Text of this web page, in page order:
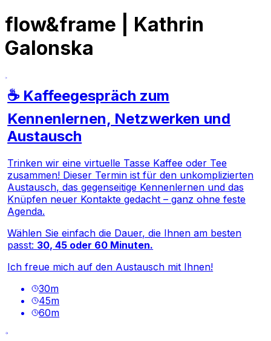
flow&frame | Kathrin
Galonska
☕ Kaffeegespräch zum
Kennenlernen, Netzwerken und
Austausch
Trinken wir eine virtuelle Tasse Kaffee oder Tee
zusammen! Dieser Termin ist für den unkomplizierten
Austausch, das gegenseitige Kennenlernen und das
Knüpfen neuer Kontakte gedacht – ganz ohne feste
Agenda.
Wählen Sie einfach die Dauer, die Ihnen am besten
passt: 30, 45 oder 60 Minuten.
Ich freue mich auf den Austausch mit Ihnen!
30m
45m
60m